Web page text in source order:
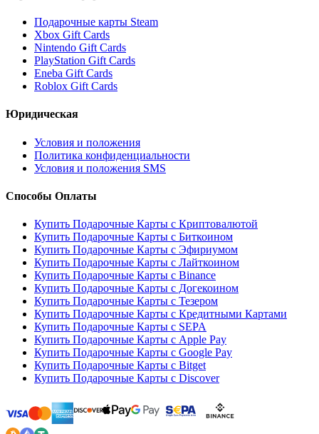
Подарочные карты Steam
Xbox Gift Cards
Nintendo Gift Cards
PlayStation Gift Cards
Eneba Gift Cards
Roblox Gift Cards
Юридическая
Условия и положения
Политика конфиденциальности
Условия и положения SMS
Способы Оплаты
Купить Подарочные Карты с Криптовалютой
Купить Подарочные Карты с Биткоином
Купить Подарочные Карты с Эфириумом
Купить Подарочные Карты с Лайткоином
Купить Подарочные Карты с Binance
Купить Подарочные Карты с Догекоином
Купить Подарочные Карты с Тезером
Купить Подарочные Карты с Кредитными Картами
Купить Подарочные Карты с SEPA
Купить Подарочные Карты с Apple Pay
Купить Подарочные Карты с Google Pay
Купить Подарочные Карты с Bitget
Купить Подарочные Карты с Discover